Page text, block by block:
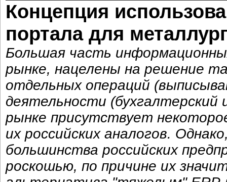
Концепция
портала для
Большая часть
рынке, нацелены на решение
отдельных операций
деятельности (бухгалтерский
рынке присутствует
их российских аналогов.
большинства российских
роскошью, по причине их